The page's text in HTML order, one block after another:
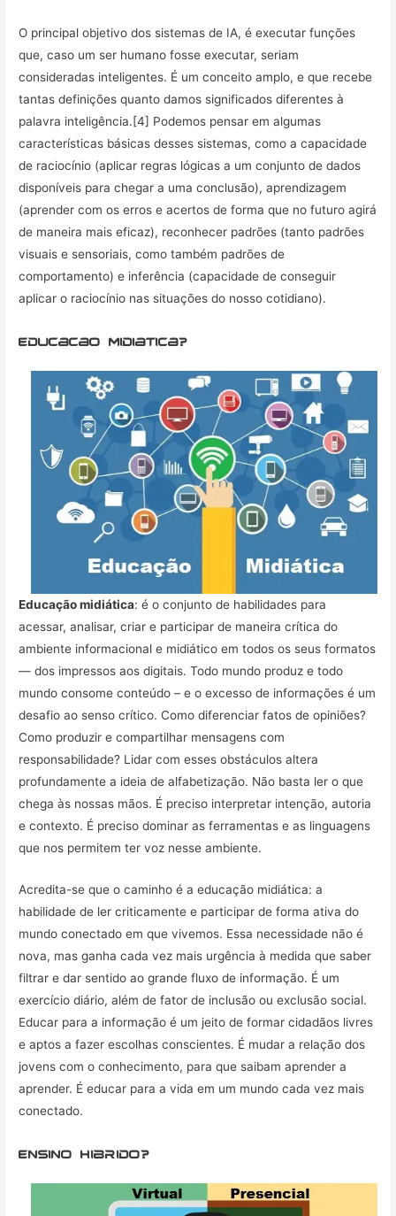
O principal objetivo dos sistemas de IA, é executar funções
que, caso um ser humano fosse executar, seriam
consideradas inteligentes. É um conceito amplo, e que recebe
tantas definições quanto damos significados diferentes à
palavra inteligência.[4] Podemos pensar em algumas
características básicas desses sistemas, como a capacidade
de raciocínio (aplicar regras lógicas a um conjunto de dados
disponíveis para chegar a uma conclusão), aprendizagem
(aprender com os erros e acertos de forma que no futuro agirá
de maneira mais eficaz), reconhecer padrões (tanto padrões
visuais e sensoriais, como também padrões de
comportamento) e inferência (capacidade de conseguir
aplicar o raciocínio nas situações do nosso cotidiano).
educacao midiatica?
Educação midiática: é o conjunto de habilidades para
acessar, analisar, criar e participar de maneira crítica do
ambiente informacional e midiático em todos os seus formatos
— dos impressos aos digitais. Todo mundo produz e todo
mundo consome conteúdo – e o excesso de informações é um
desafio ao senso crítico. Como diferenciar fatos de opiniões?
Como produzir e compartilhar mensagens com
responsabilidade? Lidar com esses obstáculos altera
profundamente a ideia de alfabetização. Não basta ler o que
chega às nossas mãos. É preciso interpretar intenção, autoria
e contexto. É preciso dominar as ferramentas e as linguagens
que nos permitem ter voz nesse ambiente.
Acredita-se que o caminho é a educação midiática: a
habilidade de ler criticamente e participar de forma ativa do
mundo conectado em que vivemos. Essa necessidade não é
nova, mas ganha cada vez mais urgência à medida que saber
filtrar e dar sentido ao grande fluxo de informação. É um
exercício diário, além de fator de inclusão ou exclusão social.
Educar para a informação é um jeito de formar cidadãos livres
e aptos a fazer escolhas conscientes. É mudar a relação dos
jovens com o conhecimento, para que saibam aprender a
aprender. É educar para a vida em um mundo cada vez mais
conectado.
ensino hibrido?